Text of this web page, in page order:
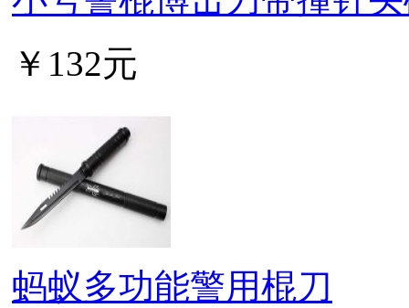
￥132元
蚂蚁多功能警用棍刀